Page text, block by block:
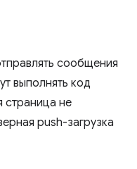
сообщения
выполнять код
страница не
push-загрузка